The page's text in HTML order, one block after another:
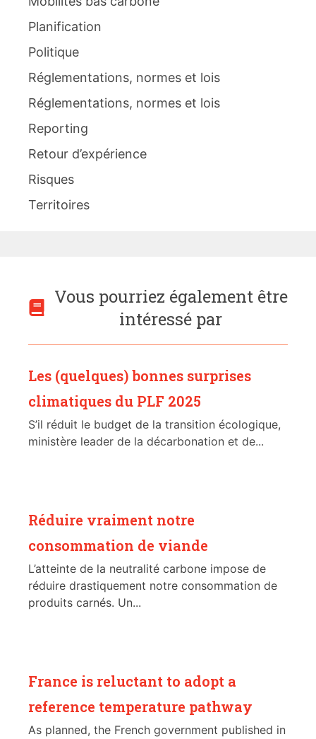
Planification
Politique
Réglementations, normes et lois
Réglementations, normes et lois
Reporting
Retour d’expérience
Risques
Territoires
Vous pourriez également être
intéressé par
Les (quelques) bonnes surprises
climatiques du PLF 2025
S’il réduit le budget de la transition écologique,
ministère leader de la décarbonation et de...
Réduire vraiment notre
consommation de viande
L’atteinte de la neutralité carbone impose de
réduire drastiquement notre consommation de
produits carnés. Un...
France is reluctant to adopt a
reference temperature pathway
As planned, the French government published in